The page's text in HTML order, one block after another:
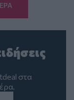
στα